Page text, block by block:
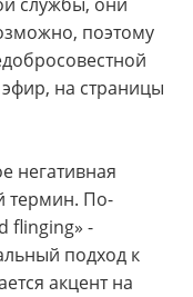
поэтому
на страницы
негативная
термин. По-
flinging» -
подход к
акцент на